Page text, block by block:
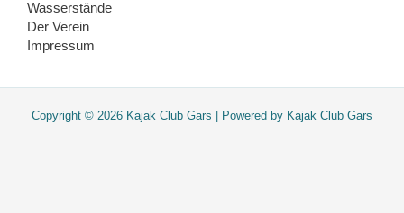
Wasserstände
Der Verein
Impressum
Copyright © 2026 Kajak Club Gars | Powered by Kajak Club Gars